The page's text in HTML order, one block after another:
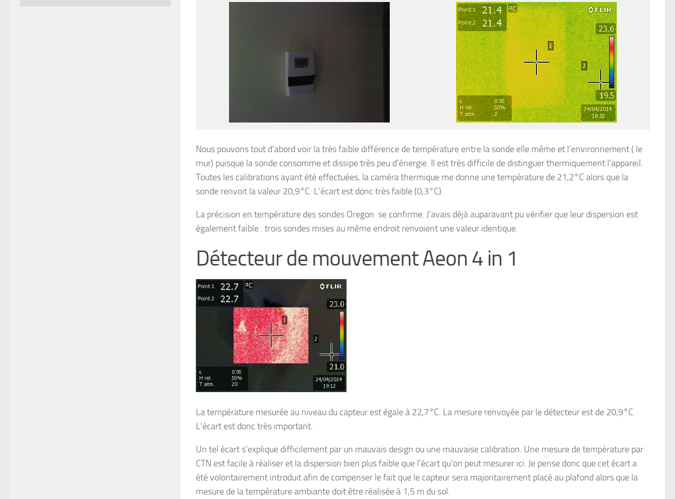
Nous pouvons tout d’abord voir la très faible différence de température entre la sonde elle même et l’environnement ( le
mur) puisque la sonde consomme et dissipe très peu d’énergie. Il est très difficile de distinguer thermiquement l’appareil.
Toutes les calibrations ayant été effectuées, la caméra thermique me donne une température de 21,2°C alors que la
sonde renvoit la valeur 20,9°C. L’écart est donc très faible (0,3°C).
La précision en température des sondes Oregon se confirme. J’avais déjà auparavant pu vérifier que leur dispersion est
également faible : trois sondes mises au même endroit renvoient une valeur identique.
Détecteur de mouvement Aeon 4 in 1
La température mesurée au niveau du capteur est égale à 22,7°C. La mesure renvoyée par le détecteur est de 20,9°C.
L’écart est donc très important.
Un tel écart s’explique difficilement par un mauvais design ou une mauvaise calibration. Une mesure de température par
CTN est facile à réaliser et la dispersion bien plus faible que l’écart qu’on peut mesurer ici. Je pense donc que cet écart a
été volontairement introduit afin de compenser le fait que le capteur sera majoritairement placé au plafond alors que la
mesure de la température ambiante doit être réalisée à 1,5 m du sol.